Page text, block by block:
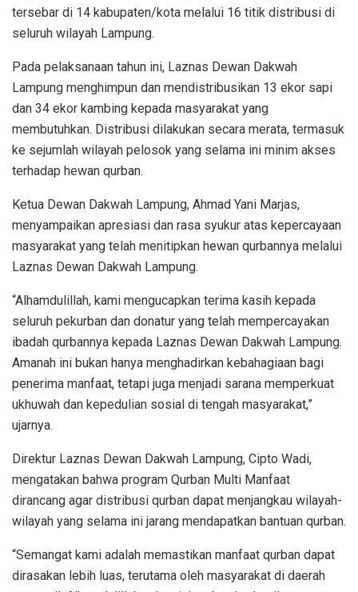
tersebar di 14 kabupaten/kota melalui 16 titik distribusi di
seluruh wilayah Lampung.
Pada pelaksanaan tahun ini, Laznas Dewan Dakwah
Lampung menghimpun dan mendistribusikan 13 ekor sapi
dan 34 ekor kambing kepada masyarakat yang
membutuhkan. Distribusi dilakukan secara merata, termasuk
ke sejumlah wilayah pelosok yang selama ini minim akses
terhadap hewan qurban.
Ketua Dewan Dakwah Lampung, Ahmad Yani Marjas,
menyampaikan apresiasi dan rasa syukur atas kepercayaan
masyarakat yang telah menitipkan hewan qurbannya melalui
Laznas Dewan Dakwah Lampung.
“Alhamdulillah, kami mengucapkan terima kasih kepada
seluruh pekurban dan donatur yang telah mempercayakan
ibadah qurbannya kepada Laznas Dewan Dakwah Lampung.
Amanah ini bukan hanya menghadirkan kebahagiaan bagi
penerima manfaat, tetapi juga menjadi sarana memperkuat
ukhuwah dan kepedulian sosial di tengah masyarakat,”
ujarnya.
Direktur Laznas Dewan Dakwah Lampung, Cipto Wadi,
mengatakan bahwa program Qurban Multi Manfaat
dirancang agar distribusi qurban dapat menjangkau wilayah-
wilayah yang selama ini jarang mendapatkan bantuan qurban.
“Semangat kami adalah memastikan manfaat qurban dapat
dirasakan lebih luas, terutama oleh masyarakat di daerah